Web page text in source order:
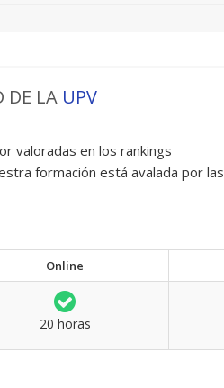
DE LA UPV
valoradas en los rankings
formación está avalada por las
Online
20 horas